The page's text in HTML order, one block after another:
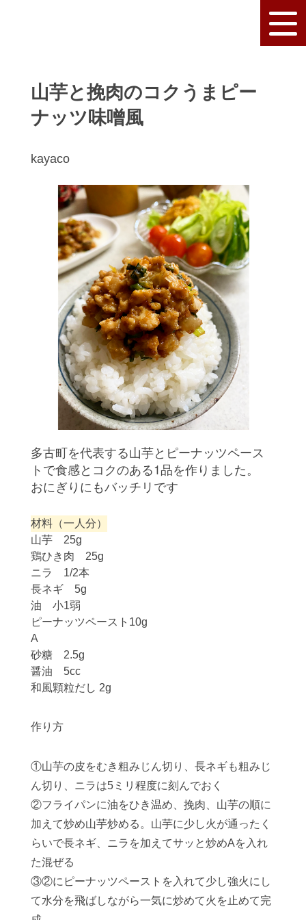
山芋と挽肉のコクうまピー
ナッツ味噌風
kayaco
多古町を代表する山芋とピーナッツペース
トで食感とコクのある1品を作りました。
おにぎりにもバッチリです
材料（一人分）
山芋 25g
鶏ひき肉 25g
ニラ 1/2本
長ネギ 5g
油 小1弱
ピーナッツペースト10g
A
砂糖 2.5g
醤油 5cc
和風顆粒だし 2g
作り方
①山芋の皮をむき粗みじん切り、長ネギも粗みじ
ん切り、ニラは5ミリ程度に刻んでおく
②フライパンに油をひき温め、挽肉、山芋の順に
加えて炒め山芋炒める。山芋に少し火が通ったく
らいで長ネギ、ニラを加えてサッと炒めAを入れ
た混ぜる
③②にピーナッツペーストを入れて少し強火にし
て水分を飛ばしながら一気に炒めて火を止めて完